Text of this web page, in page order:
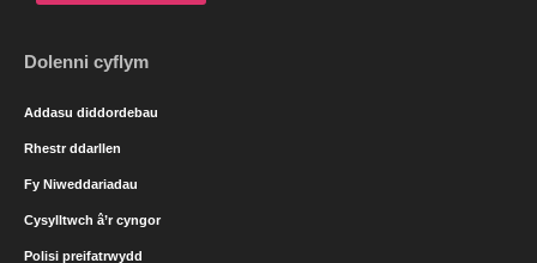
Dolenni cyflym
Addasu diddordebau
Rhestr ddarllen
Fy Niweddariadau
Cysylltwch â’r cyngor
Polisi preifatrwydd